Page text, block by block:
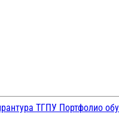
ТГПУ Портфолио